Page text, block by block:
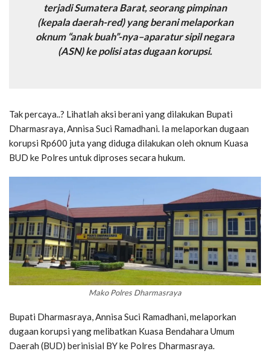
terjadi Sumatera Barat, seorang pimpinan
(kepala daerah-red) yang berani melaporkan
oknum “anak buah”-nya–aparatur sipil negara
(ASN) ke polisi atas dugaan korupsi.
Tak percaya..? Lihatlah aksi berani yang dilakukan Bupati
Dharmasraya, Annisa Suci Ramadhani. Ia melaporkan dugaan
korupsi Rp600 juta yang diduga dilakukan oleh oknum Kuasa
BUD ke Polres untuk diproses secara hukum.
Mako Polres Dharmasraya
Bupati Dharmasraya, Annisa Suci Ramadhani, melaporkan
dugaan korupsi yang melibatkan Kuasa Bendahara Umum
Daerah (BUD) berinisial BY ke Polres Dharmasraya.